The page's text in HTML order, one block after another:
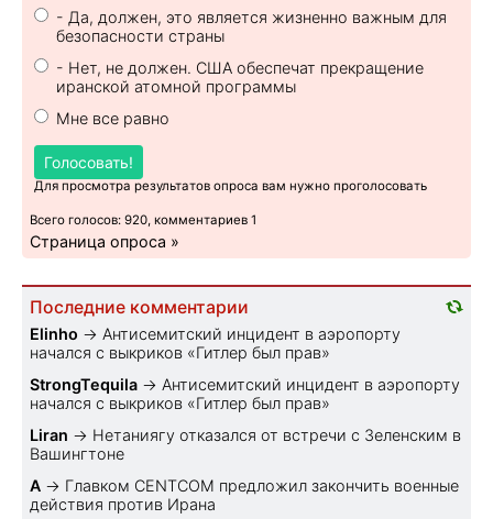
- Да, должен, это является жизненно важным для
безопасности страны
- Нет, не должен. США обеспечат прекращение
иранской атомной программы
Мне все равно
Голосовать!
Для просмотра результатов опроса вам нужно проголосовать
Всего голосов: 920, комментариев 1
Страница опроса »
Последние комментарии
Elinho → Антисемитский инцидент в аэропорту
начался с выкриков «Гитлер был прав»
StrongTequila → Антисемитский инцидент в аэропорту
начался с выкриков «Гитлер был прав»
Liran → Нетаниягу отказался от встречи с Зеленским в
Вашингтоне
A → Главком CENTCOM предложил закончить военные
действия против Ирана